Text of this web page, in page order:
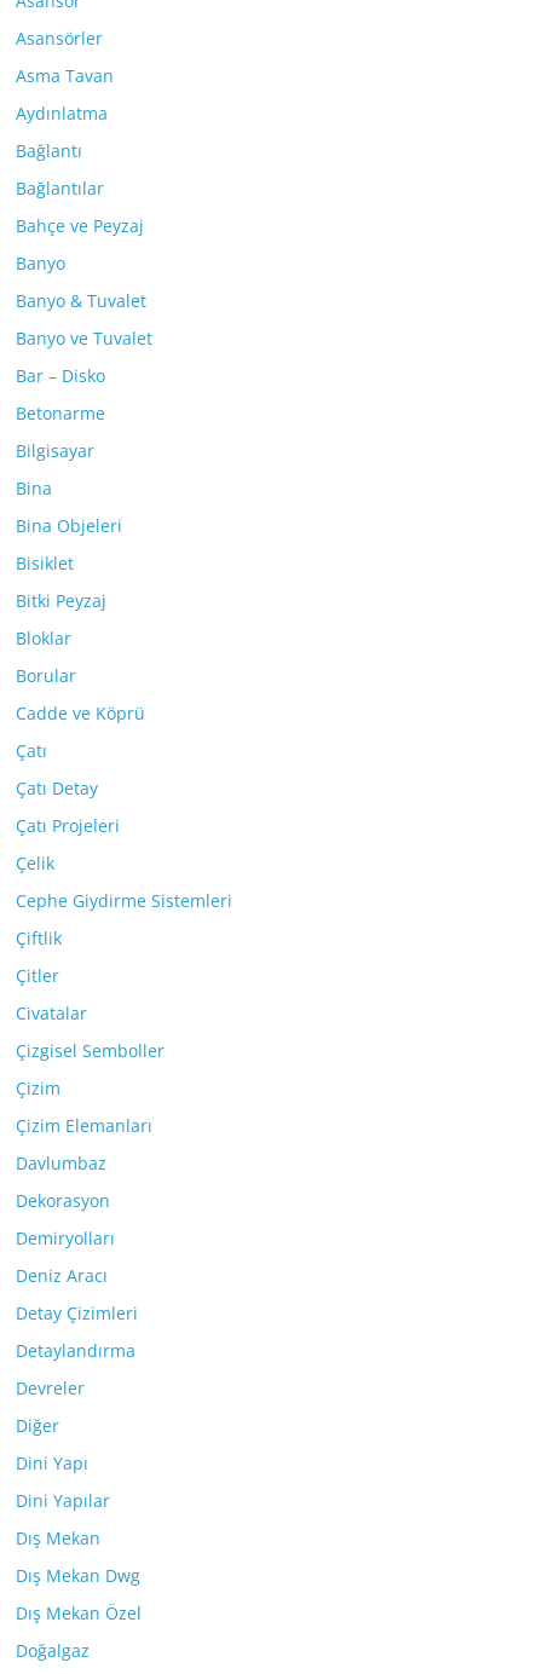
Asansörler
Asma Tavan
Aydınlatma
Bağlantı
Bağlantılar
Bahçe ve Peyzaj
Banyo
Banyo & Tuvalet
Banyo ve Tuvalet
Bar – Disko
Betonarme
Bilgisayar
Bina
Bina Objeleri
Bisiklet
Bitki Peyzaj
Bloklar
Borular
Cadde ve Köprü
Çatı
Çatı Detay
Çatı Projeleri
Çelik
Cephe Giydirme Sistemleri
Çiftlik
Çitler
Civatalar
Çizgisel Semboller
Çizim
Çizim Elemanları
Davlumbaz
Dekorasyon
Demiryolları
Deniz Aracı
Detay Çizimleri
Detaylandırma
Devreler
Diğer
Dini Yapı
Dini Yapılar
Dış Mekan
Dış Mekan Dwg
Dış Mekan Özel
Doğalgaz